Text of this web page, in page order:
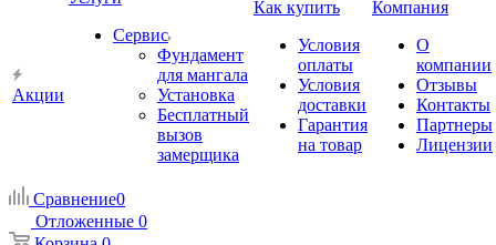
Акции
Сервис
Фундамент
для мангала
Установка
Бесплатный
вызов
замерщика
Как купить
Условия
оплаты
Условия
доставки
Гарантия
на товар
Компания
О
компании
Отзывы
Контакты
Партнеры
Лицензии
Сравнение0
Отложенные 0